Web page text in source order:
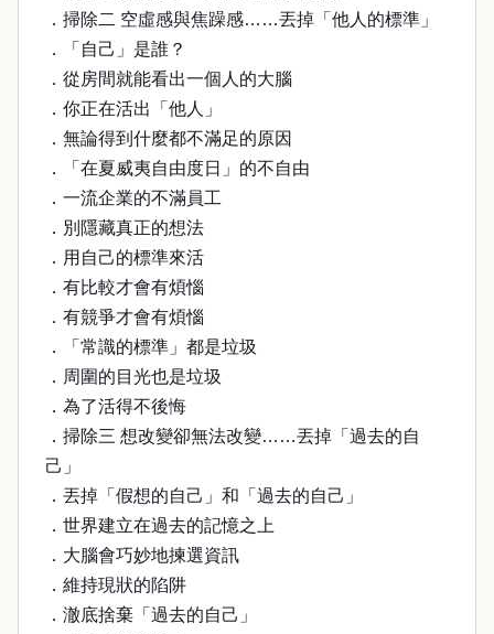
．掃除二 空虛感與焦躁感……丟掉「他人的標準」
．「自己」是誰？
．從房間就能看出一個人的大腦
．你正在活出「他人」
．無論得到什麼都不滿足的原因
．「在夏威夷自由度日」的不自由
．一流企業的不滿員工
．別隱藏真正的想法
．用自己的標準來活
．有比較才會有煩惱
．有競爭才會有煩惱
．「常識的標準」都是垃圾
．周圍的目光也是垃圾
．為了活得不後悔
．掃除三 想改變卻無法改變……丟掉「過去的自
己」
．丟掉「假想的自己」和「過去的自己」
．世界建立在過去的記憶之上
．大腦會巧妙地揀選資訊
．維持現狀的陷阱
．澈底捨棄「過去的自己」